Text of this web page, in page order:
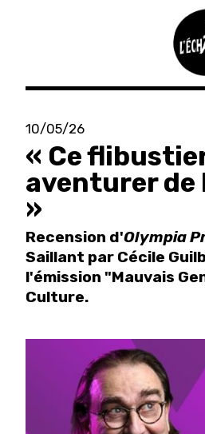
Aller
contenu
principal
10/05/26
« Ce
aventurer de
»
Recension d'Olympia
Saillant par Cécile
l'émission "Mauvais
Culture.